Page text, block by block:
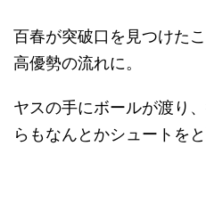
百春が突破口を見つけた
高優勢の流れに。
ヤスの手にボールが渡り
らもなんとかシュートを